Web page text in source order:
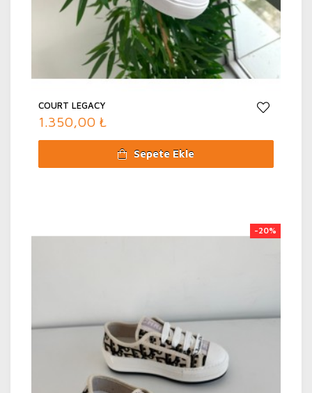
Pazar (Teslimat yapılmamaktadır)
COURT LEGACY
1.350,00 ₺
Sepete Ekle
-20%